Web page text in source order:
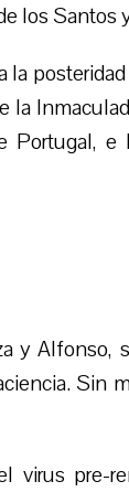
los Santos
Portugal,
y Alfonso,
Sin
pre-